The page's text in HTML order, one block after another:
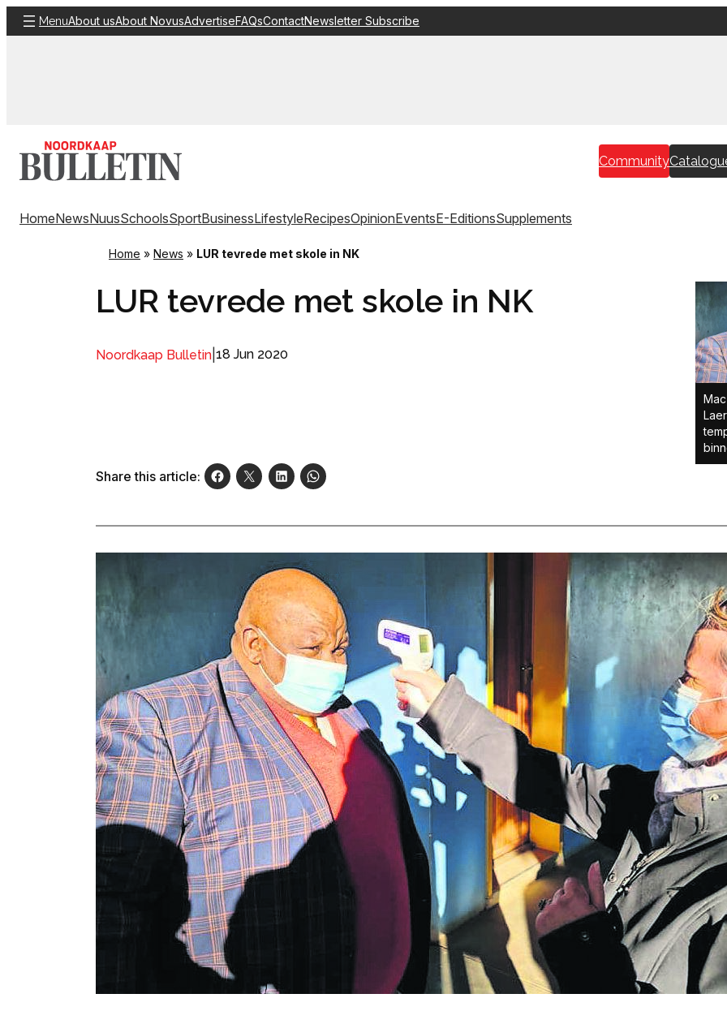
Skip
to
MenuAbout usAbout NovusAdvertiseFAQsContactNewsletter Subscribe
Community
HomeNewsNuusSchoolsSportBusinessLifestyleRecipesOpinionEventsE-EditionsSupplements
Home » News » LUR tevrede met skole in NK
LUR tevrede met skole in NK
Noordkaap Bulletin 18 Jun 2020
Share this article: